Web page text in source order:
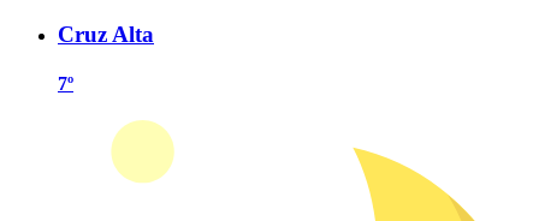
Cruz Alta
7º